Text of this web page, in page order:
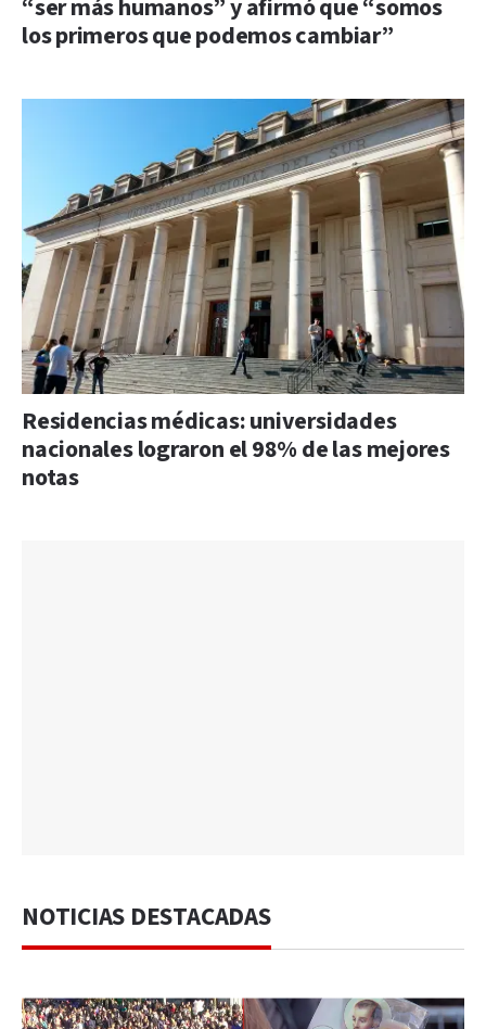
“ser más humanos” y afirmó que “somos
los primeros que podemos cambiar”
Residencias médicas: universidades
nacionales lograron el 98% de las mejores
notas
NOTICIAS DESTACADAS